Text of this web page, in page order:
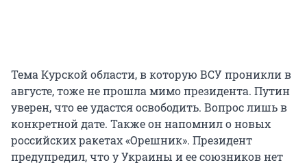
Тема Курской области, в которую ВСУ проникли в
августе, тоже не прошла мимо президента. Путин
уверен, что ее удастся освободить. Вопрос лишь в
конкретной дате. Также он напомнил о новых
российских ракетах «Орешник». Президент
предупредил, что у Украины и ее союзников нет